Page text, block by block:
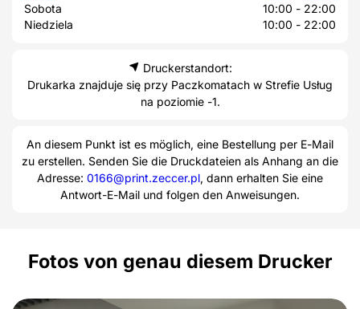
Sobota
10:00 - 22:00
Niedziela
10:00 - 22:00
Druckerstandort:
Drukarka znajduje się przy Paczkomatach w Strefie Usług
na poziomie -1.
An diesem Punkt ist es möglich, eine Bestellung per E-Mail
zu erstellen. Senden Sie die Druckdateien als Anhang an die
Adresse: 0166@print.zeccer.pl, dann erhalten Sie eine
Antwort-E-Mail und folgen den Anweisungen.
Fotos von genau diesem Drucker